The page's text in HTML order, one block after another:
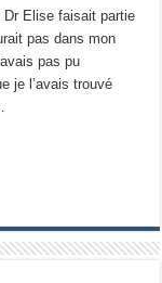
Dr Elise faisait partie
pas dans mon
pas pu
je l’avais trouvé